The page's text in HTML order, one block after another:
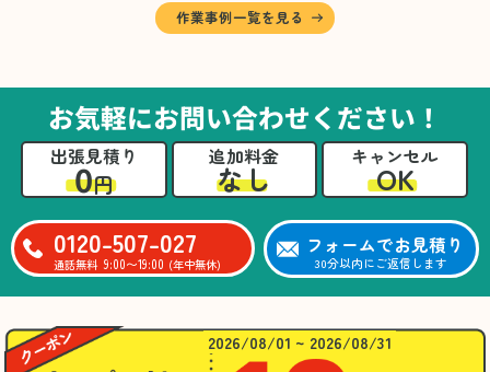
に仕分けしました。
A様から「手際よく進めてくれて助かりまし
るのは難しかったと思います」との温かいお言
葉をいただきました。遺品整理という心の負担
が大きい作業において、少しでもA様の力にな
れたことをスタッフ一同嬉しく思います。
作業事例一覧を見る
お気軽にお問い合わせください！
出張見積り
0円
追加料金
なし
キャンセル
OK
0120-507-027
通話無料 9:00〜19:00 (年中無休)
フォームでお見積り
30分以内にご返信します
2026/08/01 ~ 2026/08/31